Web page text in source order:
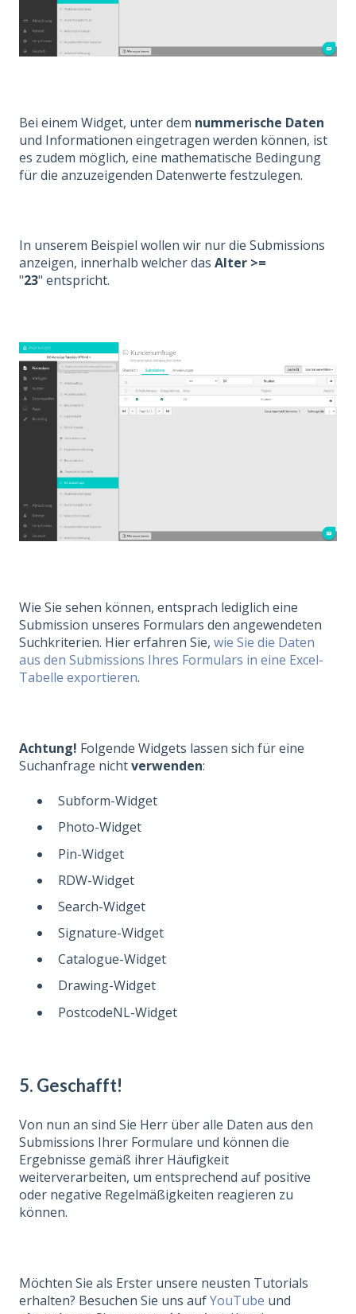
Bei einem Widget, unter dem nummerische Daten
und Informationen eingetragen werden können, ist
es zudem möglich, eine mathematische Bedingung
für die anzuzeigenden Datenwerte festzulegen.
In unserem Beispiel wollen wir nur die Submissions
anzeigen, innerhalb welcher das Alter >=
"23" entspricht.
Wie Sie sehen können, entsprach lediglich eine
Submission unseres Formulars den angewendeten
Suchkriterien. Hier erfahren Sie, wie Sie die Daten
aus den Submissions Ihres Formulars in eine Excel-
Tabelle exportieren.
Achtung! Folgende Widgets lassen sich für eine
Suchanfrage nichtverwenden:
Subform-Widget
Photo-Widget
Pin-Widget
RDW-Widget
Search-Widget
Signature-Widget
Catalogue-Widget
Drawing-Widget
PostcodeNL-Widget
5. Geschafft!
Von nun an sind Sie Herr über alle Daten aus den
Submissions Ihrer Formulare und können die
Ergebnisse gemäß ihrer Häufigkeit
weiterverarbeiten, um entsprechend auf positive
oder negative Regelmäßigkeiten reagieren zu
können.
Möchten Sie als Erster unsere neusten Tutorials
erhalten? Besuchen Sie uns aufYouTube und